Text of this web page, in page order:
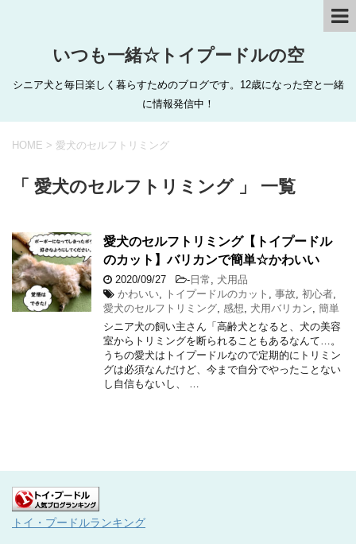
いつも一緒☆トイプードルの空
シニア犬と毎日楽しく暮らすためのブログです。12歳になった空と一緒
に情報発信中！
HOME > 愛犬のセルフトリミング
「 愛犬のセルフトリミング 」 一覧
愛犬のセルフトリミング【トイプードル
のカット】バリカンで簡単☆かわいい
2020/09/27 -日常
犬用品
かわいい
トイプードルのカット 事故 初心者
愛犬のセルフトリミング 感想 犬用バリカン 簡単
シニア犬の飼い主さん「高齢犬となると、犬の美容
室からトリミングを断られることもあるなんて…。
うちの愛犬はトイプードルなので定期的にトリミン
グは必須なんだけど、今まで自分でやったことない
し自信もないし、 …
トイ・プードルランキング